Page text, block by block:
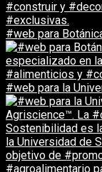
#web para
#web para la